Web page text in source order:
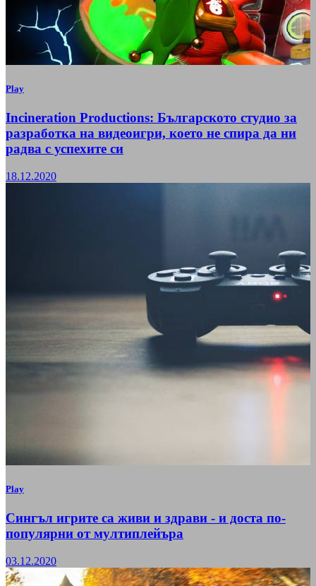
Play
Incineration Productions: Българското студио за
разработка на видеоигри, което не спира да ни
радва с успехите си
18.12.2020
Play
Сингъл игрите са живи и здрави - и доста по-
популярни от мултиплейъра
03.12.2020